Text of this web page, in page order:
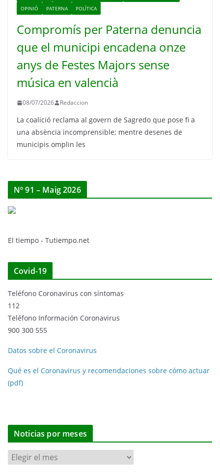
OPINIÓ
PATERNA POLÍTICA
Compromís per Paterna denuncia
que el municipi encadena onze
anys de Festes Majors sense
música en valencià
08/07/2026 Redaccion
La coalició reclama al govern de Sagredo que pose fi a
una absència incomprensible; mentre desenes de
municipis omplin les
Nº 91 – Maig 2026
El tiempo - Tutiempo.net
Covid-19
Teléfono Coronavirus con síntomas
112
Teléfono Información Coronavirus
900 300 555
Datos sobre el Coronavirus
Qué es el Coronavirus y recomendaciones sobre cómo actuar
(pdf)
Noticias por meses
N
o